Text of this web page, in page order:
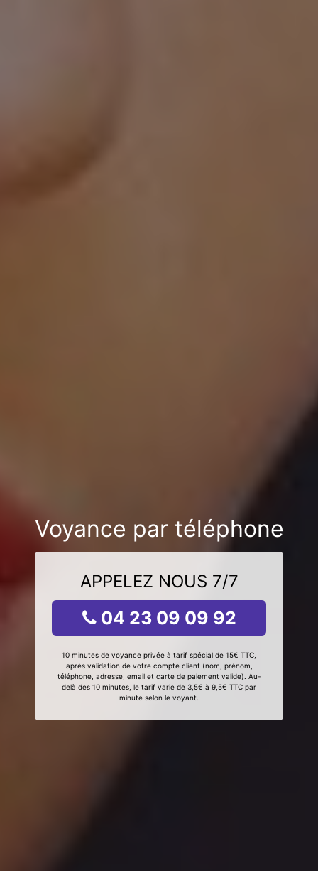
Voyance par téléphone
APPELEZ NOUS 7/7
04 23 09 09 92
10 minutes de voyance privée à tarif spécial de 15€ TTC,
après validation de votre compte client (nom, prénom,
téléphone, adresse, email et carte de paiement valide). Au-
delà des 10 minutes, le tarif varie de 3,5€ à 9,5€ TTC par
minute selon le voyant.